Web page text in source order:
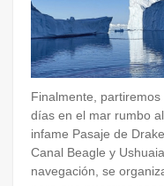
Finalmente,
días en el mar rumbo
infame Pasaje de
Canal Beagle y
navegación, se